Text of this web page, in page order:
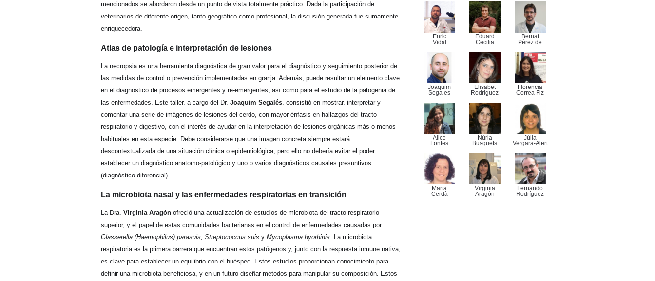
mencionados se abordaron desde un punto de vista totalmente práctico. Dada la participación de
veterinarios de diferente origen, tanto geográfico como profesional, la discusión generada fue sumamente
enriquecedora.
Atlas de patología e interpretación de lesiones
La necropsia es una herramienta diagnóstica de gran valor para el diagnóstico y seguimiento posterior de
las medidas de control o prevención implementadas en granja. Además, puede resultar un elemento clave
en el diagnóstico de procesos emergentes y re-emergentes, así como para el estudio de la patogenia de
las enfermedades. Este taller, a cargo del Dr. Joaquim Segalés, consistió en mostrar, interpretar y
comentar una serie de imágenes de lesiones del cerdo, con mayor énfasis en hallazgos del tracto
respiratorio y digestivo, con el interés de ayudar en la interpretación de lesiones orgánicas más o menos
habituales en esta especie. Debe considerarse que una imagen concreta siempre estará
descontextualizada de una situación clínica o epidemiológica, pero ello no debería evitar el poder
establecer un diagnóstico anatomo-patológico y uno o varios diagnósticos causales presuntivos
(diagnóstico diferencial).
La microbiota nasal y las enfermedades respiratorias en transición
La Dra. Virginia Aragón ofreció una actualización de estudios de microbiota del tracto respiratorio
superior, y el papel de estas comunidades bacterianas en el control de enfermedades causadas por
Glasserella (Haemophilus) parasuis, Streptococcus suis y Mycoplasma hyorhinis. La microbiota
respiratoria es la primera barrera que encuentran estos patógenos y, junto con la respuesta inmune nativa,
es clave para establecer un equilibrio con el huésped. Estos estudios proporcionan conocimiento para
definir una microbiota beneficiosa, y en un futuro diseñar métodos para manipular su composición. Estos
Enric
Vidal
Eduard
Cecilia
Bernat
Pérez de
Joaquim
Segales
Elisabet
Rodriguez
Florencia
Correa Fiz
Alice
Fontes
Núria
Busquets
Júlia
Vergara-Alert
Marta
Cerdà
Virginia
Aragón
Fernando
Rodríguez